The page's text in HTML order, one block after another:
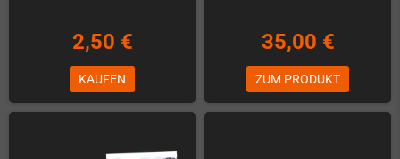
2,50 €
KAUFEN
35,00 €
ZUM PRODUKT